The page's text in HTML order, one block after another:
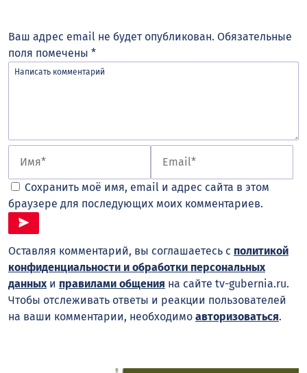
Ваш адрес email не будет опубликован. Обязательные
поля помечены *
Сохранить моё имя, email и адрес сайта в этом
браузере для последующих моих комментариев.
Оставляя комментарий, вы соглашаетесь с политикой
конфиденциальности и обработки персональных
данных и правилами общения на сайте tv-gubernia.ru.
Чтобы отслеживать ответы и реакции пользователей
на ваши комментарии, необходимо авторизоваться.